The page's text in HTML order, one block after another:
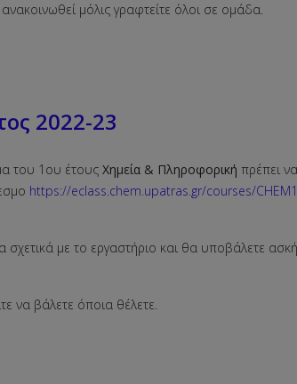
μόλις γραφτείτε όλοι σε ομάδα.
2022-23
του 1ου έτους Χημεία & Πληροφορική πρέπει
https://eclass.chem.upatras.gr/courses/
με το εργαστήριο και θα υποβάλετε
να βάλετε όποια θέλετε.